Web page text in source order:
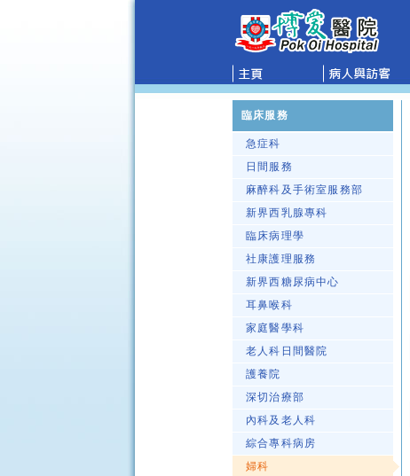
臨床服務
急症科
日間服務
麻醉科及手術室服務部
新界西乳腺專科
臨床病理學
社康護理服務
新界西糖尿病中心
耳鼻喉科
家庭醫學科
老人科日間醫院
護養院
深切治療部
內科及老人科
綜合專科病房
婦科